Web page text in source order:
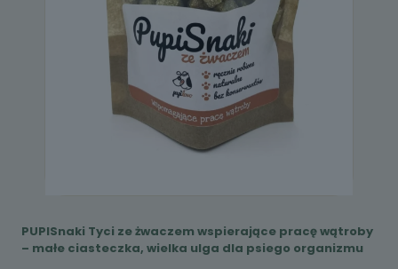
PUPISnaki Tyci ze żwaczem wspierające pracę wątroby
– małe ciasteczka, wielka ulga dla psiego organizmu